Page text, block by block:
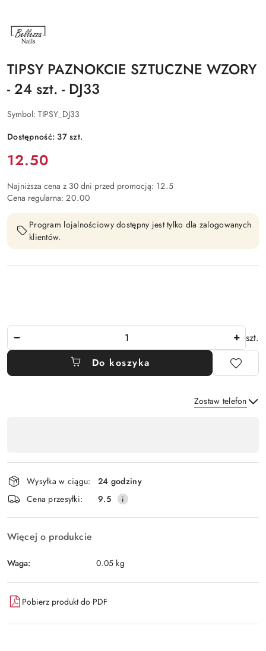
NAZWA
PRODUCENTA:
BELLEZZA
TIPSY PAZNOKCIE SZTUCZNE WZORY
- 24 szt. - DJ33
Symbol: TIPSY_DJ33
Dostępność:37szt.
Cena:
12.50
Najniższa cena z 30 dni przed promocją: 12.5
Cena regularna: 20.00
Program lojalnościowy dostępny jest tylko dla zalogowanych
klientów.
szt.
Do koszyka
Zostaw telefon
płatność
i
dostawa
Wysyłka w ciągu:
24 godziny
Cena przesyłki:
9.5
Więcej o produkcie
Waga: 0.05 kg
Pobierz produkt do PDF